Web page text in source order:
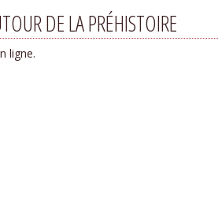
DE LA PRÉHISTOIRE
ligne.